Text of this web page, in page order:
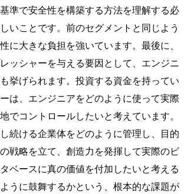
準で安全性を構築する方法を理解する必
いことです。前のセグメントと同じよう
に大きな負担を強いています。最後に、
ッシャーを与える要因として、エンジニ
挙げられます。投資する資金を持ってい
は、エンジニアをどのように使って実際
でコントロールしたいと考えています。
続ける企業体をどのように管理し、目的
戦略を立て、創造力を発揮して実際のビ
ベースに真の価値を付加したいと考える
うに鼓舞するかという、根本的な課題が